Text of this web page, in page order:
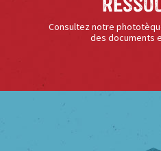
Consultez notre
des documents